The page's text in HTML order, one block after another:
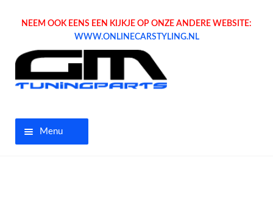
NEEM OOK EENS EEN KIJKJE OP ONZE ANDERE WEBSITE:
WWW.ONLINECARSTYLING.NL
Menu